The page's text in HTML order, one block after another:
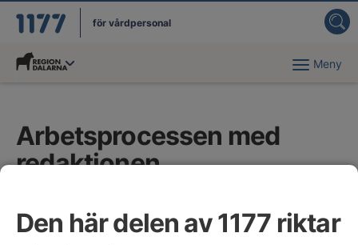
Den här delen av 1177 riktar
för vårdpersonal
Du har valt region Meny
Arbetsprocessen med
redaktionen
arbetsgrupperna (NAG) med att ta fram och